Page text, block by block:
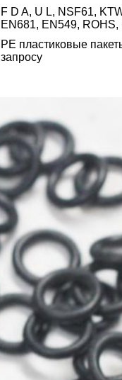
F D A, U L, NSF61,
EN681, EN549,
PE пластиковые
запросу